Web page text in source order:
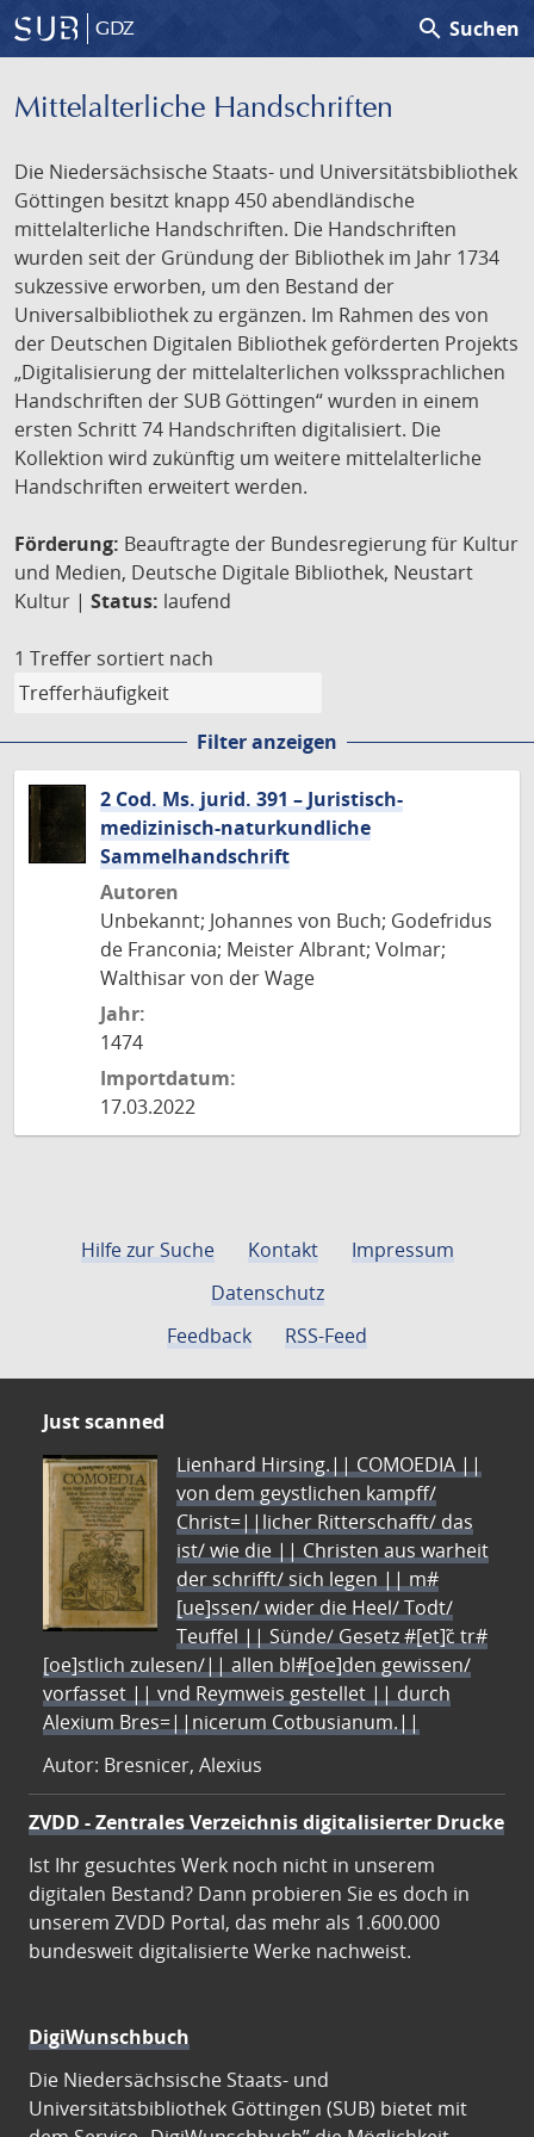
GDZ search Suchen
Mittelalterliche Handschriften
Die Niedersächsische Staats- und Universitätsbibliothek
Göttingen besitzt knapp 450 abendländische
mittelalterliche Handschriften. Die Handschriften
wurden seit der Gründung der Bibliothek im Jahr 1734
sukzessive erworben, um den Bestand der
Universalbibliothek zu ergänzen. Im Rahmen des von
der Deutschen Digitalen Bibliothek geförderten Projekts
„Digitalisierung der mittelalterlichen volkssprachlichen
Handschriften der SUB Göttingen“ wurden in einem
ersten Schritt 74 Handschriften digitalisiert. Die
Kollektion wird zukünftig um weitere mittelalterliche
Handschriften erweitert werden.
Förderung: Beauftragte der Bundesregierung für Kultur
und Medien, Deutsche Digitale Bibliothek, Neustart
Kultur | Status: laufend
1 Treffer sortiert nach
Filter anzeigen
2 Cod. Ms. jurid. 391 – Juristisch-
medizinisch-naturkundliche
Sammelhandschrift
Autoren
Unbekannt; Johannes von Buch; Godefridus
de Franconia; Meister Albrant; Volmar;
Walthisar von der Wage
Jahr:
1474
Importdatum:
17.03.2022
Hilfe zur Suche Kontakt
Impressum
Datenschutz
Feedback
RSS-Feed
Just scanned
Lienhard Hirsing.|| COMOEDIA ||
von dem geystlichen kampff/
Christ=||licher Ritterschafft/ das
ist/ wie die || Christen aus warheit
der schrifft/ sich legen || m#
[ue]ssen/ wider die Heel/ Todt/
Teuffel || Sünde/ Gesetz #[et]c̃ tr#
[oe]stlich zulesen/|| allen bl#[oe]den gewissen/
vorfasset || vnd Reymweis gestellet || durch
Alexium Bres=||nicerum Cotbusianum.||
Autor: Bresnicer, Alexius
ZVDD - Zentrales Verzeichnis digitalisierter Drucke
Ist Ihr gesuchtes Werk noch nicht in unserem
digitalen Bestand? Dann probieren Sie es doch in
unserem ZVDD Portal, das mehr als 1.600.000
bundesweit digitalisierte Werke nachweist.
DigiWunschbuch
Die Niedersächsische Staats- und
Universitätsbibliothek Göttingen (SUB) bietet mit